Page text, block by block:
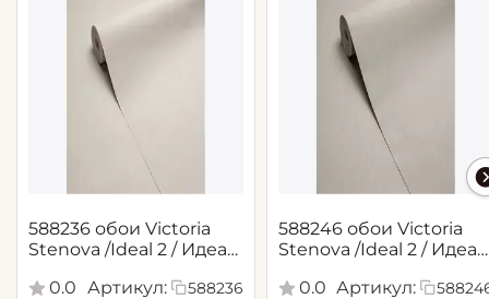
588236 обои Victoria
Stenova /Ideal 2 / Идеал
0.0
Артикул: 588236
588246 обои Victoria
Stenova /Ideal 2 / Идеал
0.0 Артикул: